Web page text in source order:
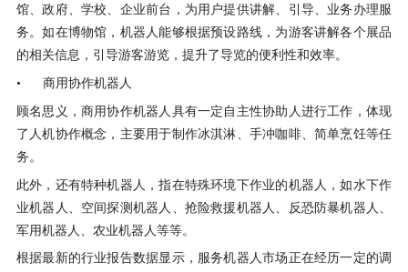
馆、政府、学校、企业前台，为用户提供讲解、引导、业务办理服
务。如在博物馆，机器人能够根据预设路线，为游客讲解各个展品
的相关信息，引导游客游览，提升了导览的便利性和效率。
• 商用协作机器人
顾名思义，商用协作机器人具有一定自主性协助人进行工作，体现
了人机协作概念，主要用于制作冰淇淋、手冲咖啡、简单烹饪等任
务。
此外，还有特种机器人，指在特殊环境下作业的机器人，如水下作
业机器人、空间探测机器人、抢险救援机器人、反恐防暴机器人、
军用机器人、农业机器人等等。
根据最新的行业报告数据显示，服务机器人市场正在经历一定的调